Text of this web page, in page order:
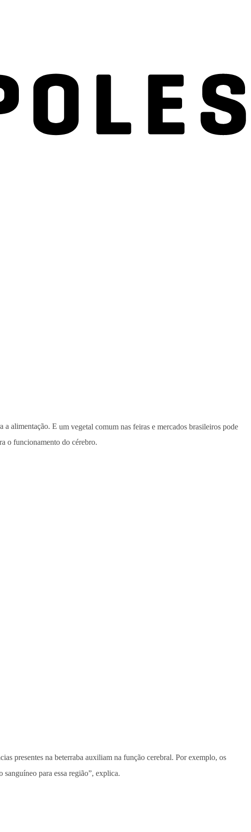
a alimentação. E um vegetal comum nas feiras e mercados brasileiros pode
o funcionamento do cérebro.
presentes na beterraba auxiliam na função cerebral. Por exemplo, os
para essa região”, explica.